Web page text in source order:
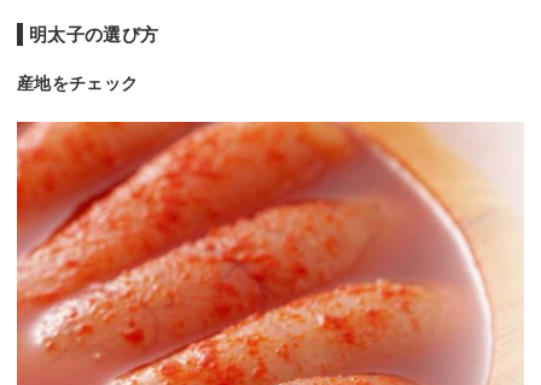
明太子の選び方
産地をチェック